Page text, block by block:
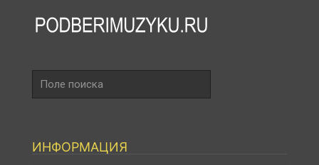
поиска
ИНФОРМАЦИЯ